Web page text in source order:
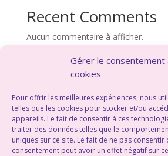
Gérer le consentement
cookies
Pour offrir les meilleures expériences, nous
telles que les cookies pour stocker et/ou
appareils. Le fait de consentir à ces
traiter des données telles que le
uniques sur ce site. Le fait de ne pas
consentement peut avoir un effet négatif sur
Recent Comments
Aucun commentaire à afficher.
©Marion Oddo –
Georges sur Eure – Chartres –
Centre Val de Loire – Politique
confidentialité– Webdesign :